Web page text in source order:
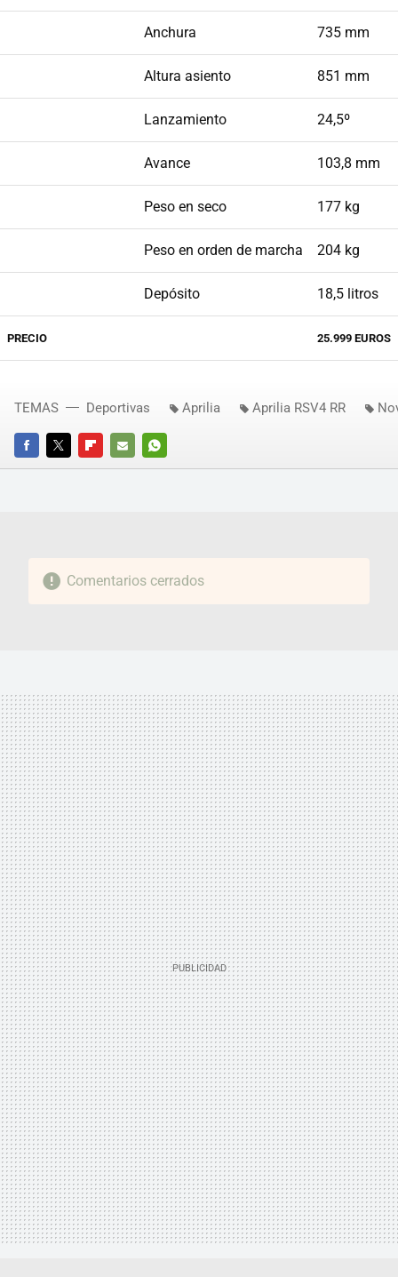
Anchura 735 mm
Altura asiento 851 mm
Lanzamiento 24,5º
Avance 103,8 mm
Peso en seco 177 kg
Peso en orden de marcha 204 kg
Depósito 18,5 litros
PRECIO 25.999 EUROS
FACEBOOKTWITTERFLIPBOARD
E-
WHATSAPP
TEMAS Deportivas Aprilia Aprilia RSV4 RR
Comentarios cerrados